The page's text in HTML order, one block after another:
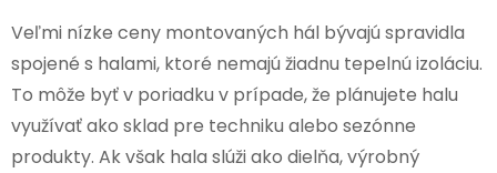
Veľmi nízke ceny montovaných hál bývajú spravidla
spojené s halami, ktoré nemajú žiadnu tepelnú izoláciu.
To môže byť v poriadku v prípade, že plánujete halu
využívať ako sklad pre techniku alebo sezónne
produkty. Ak však hala slúži ako dielňa, výrobný